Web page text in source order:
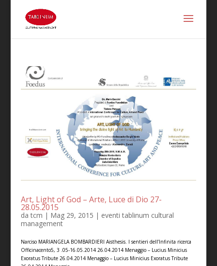
Art, Light of God – Arte, Luce di Dio 27-
28.05.2015
datcm | Mag 29, 2015 | eventi tablinum cultural
management
Narciso MARIANGELA BOMBARDIERI Aisthesis. I sentieri dell’Infinita ricerca
Officinacento5, 3 .05-16.05.2014 26.04.2014 Menaggio – Lucius Minicius
Exoratus Tribute 26.04.2014 Menaggio – Lucius Minicius Exoratus Tribute